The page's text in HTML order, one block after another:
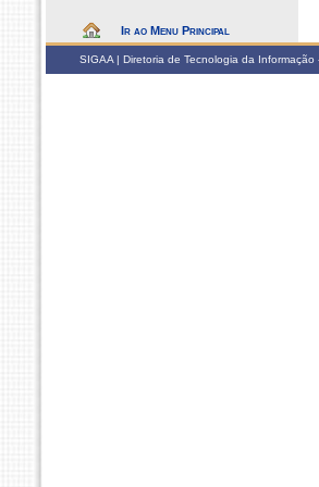
Ir ao Menu Principal
SIGAA | Diretoria de Tecnologia da